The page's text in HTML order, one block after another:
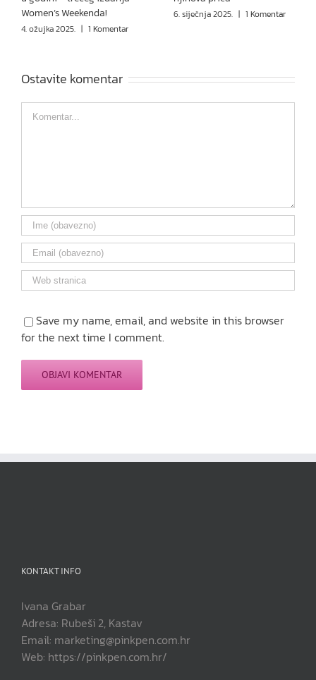
Women’s Weekenda!
4. ožujka 2025. | 1 Komentar
6. siječnja 2025. | 1 Komentar
Ostavite komentar
Comment
Save my name, email, and website in this browser
for the next time I comment.
KONTAKT INFO
Ivana Grabar
Adresa: Rubeši 2, Kastav
Email: marketing@pinkpen.com.hr
Web: https://pinkpen.com.hr/